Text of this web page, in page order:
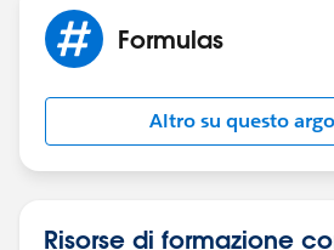
Formulas
Altro su questo
Risorse di formazione